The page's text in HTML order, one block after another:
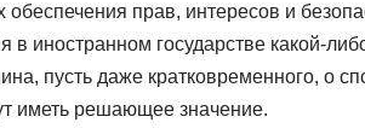
обеспечения прав, интересов и
в иностранном государстве какой-
пусть даже кратковременного, о
иметь решающее значение.